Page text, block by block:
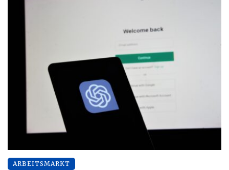
ARBEITSMARKT